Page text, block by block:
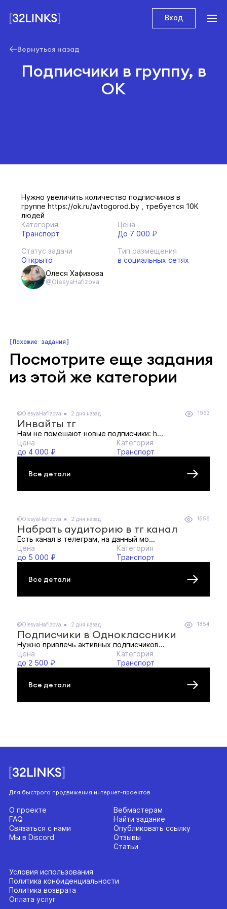
Вход
Вернуться назад
Подписчики в группу, в
ОК
Нужно увеличить количество подписчиков в
группе https://ok.ru/avtogorod.by , требуется 10К
людей
Категория
Транспорт
Цена
До 7 000 ₽
Статус задачи
Открыто
Тип размещения
в социальных сетях
Олеся Хафизова
@OlesyaHafizova
Похожие задания
Посмотрите еще задания
из этой же категории
@OlesyaHafizova 2 дня назад 1963
Инвайты тг
Нам не помешают новые подписчики: h...
Цена
до 4 000 ₽
Категория
Транспорт
Все детали
@OlesyaHafizova 2 дня назад 1656
Набрать аудиторию в тг канал
Есть канал в телеграм, на данный мо...
Цена
до 5 000 ₽
Категория
Транспорт
Все детали
@OlesyaHafizova 2 дня назад 1854
Подписчики в Одноклассники
Нужно привлечь активных подписчиков...
Цена
до 2 500 ₽
Категория
Транспорт
Все детали
Для быстрого продвижения интернет-проектов
Вебмастерам
Найти задание
Опубликовать ссылку
Отзывы
Статьи
О проекте
FAQ
Связаться с нами
Мы в Discord
Условия использования
Политика конфиденциальности
Политика возврата
Оплата услуг